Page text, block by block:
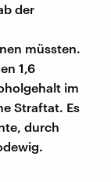
der
müssten.
1,6
im
Straftat. Es
durch